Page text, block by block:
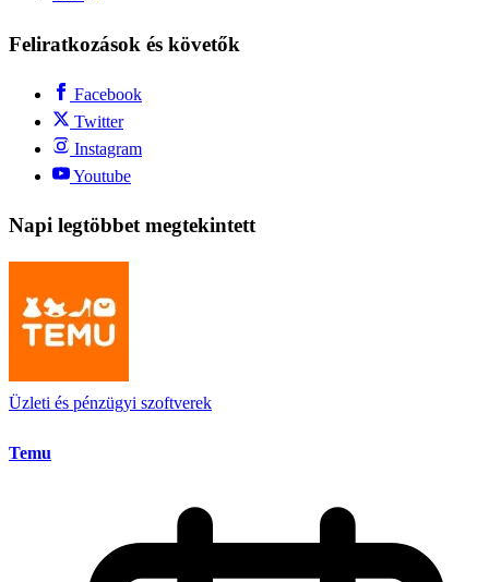
Feliratkozások és követők
Facebook
Twitter
Instagram
Youtube
Napi legtöbbet megtekintett
Üzleti és pénzügyi szoftverek
Temu